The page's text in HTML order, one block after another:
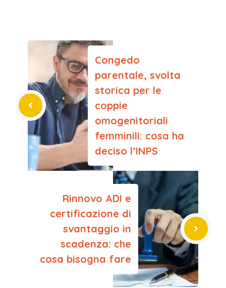
Congedo
parentale, svolta
storica per le
coppie
omogenitoriali
femminili: cosa ha
deciso l’INPS
Rinnovo ADI e
certificazione di
svantaggio in
scadenza: che
cosa bisogna fare